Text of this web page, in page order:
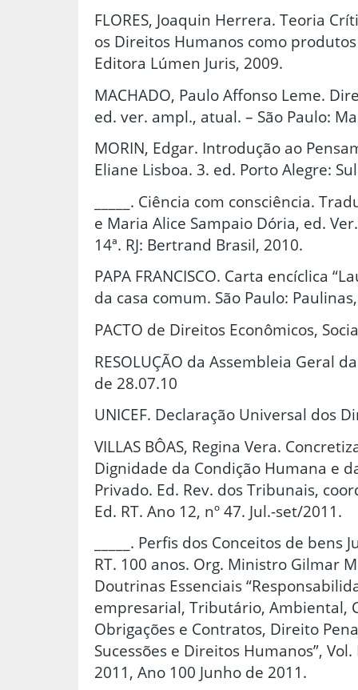
FLORES, Joaquin Herrera. Teoria
os Direitos Humanos como
Editora Lúmen Juris, 2009.
MACHADO, Paulo Affonso Leme.
ed. ver. ampl., atual. – São Paulo:
MORIN, Edgar. Introdução ao
Eliane Lisboa. 3. ed. Porto Alegre:
_____. Ciência com consciência.
e Maria Alice Sampaio Dória, ed.
14ª. RJ: Bertrand Brasil, 2010.
PAPA FRANCISCO. Carta encíclica
da casa comum. São Paulo:
PACTO de Direitos Econômicos,
RESOLUÇÃO da Assembleia Geral
de 28.07.10
UNICEF. Declaração Universal dos
VILLAS BÔAS, Regina Vera.
Dignidade da Condição Humana e
Privado. Ed. Rev. dos Tribunais,
Ed. RT. Ano 12, nº 47. Jul.-set/2011.
_____. Perfis dos Conceitos de bens
RT. 100 anos. Org. Ministro Gilmar
Doutrinas Essenciais
empresarial, Tributário, Ambiental,
Obrigações e Contratos, Direito
Sucessões e Direitos Humanos”,
2011, Ano 100 Junho de 2011.